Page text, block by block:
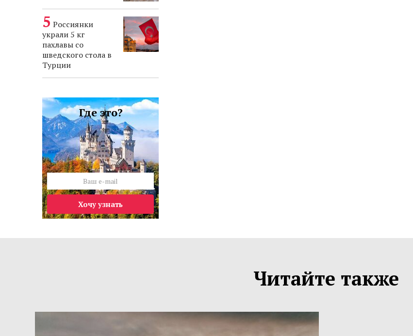
Россиянки
украли 5 кг
пахлавы со
шведского стола в
Турции
Где это?
Хочу узнать
Читайте также